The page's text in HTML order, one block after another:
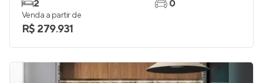
2
0
Venda a partir de
R$ 279.931